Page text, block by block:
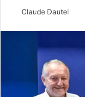
Claude Dautel